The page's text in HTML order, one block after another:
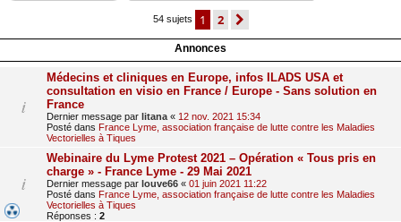
54 sujets 1 2
Annonces
Médecins et cliniques en Europe, infos ILADS USA et
consultation en visio en France / Europe - Sans solution en
France
Dernier message par litana « 12 nov. 2021 15:34
Posté dans France Lyme, association française de lutte contre les Maladies
Vectorielles à Tiques
Webinaire du Lyme Protest 2021 – Opération « Tous pris en
charge » - France Lyme - 29 Mai 2021
Dernier message par louve66 « 01 juin 2021 11:22
Posté dans France Lyme, association française de lutte contre les Maladies
Vectorielles à Tiques
Réponses : 2